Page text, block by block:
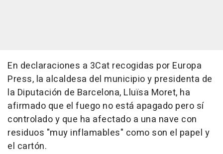
En declaraciones a 3Cat recogidas por Europa
Press, la alcaldesa del municipio y presidenta de
la Diputación de Barcelona, Lluïsa Moret, ha
afirmado que el fuego no está apagado pero sí
controlado y que ha afectado a una nave con
residuos "muy inflamables" como son el papel y
el cartón.